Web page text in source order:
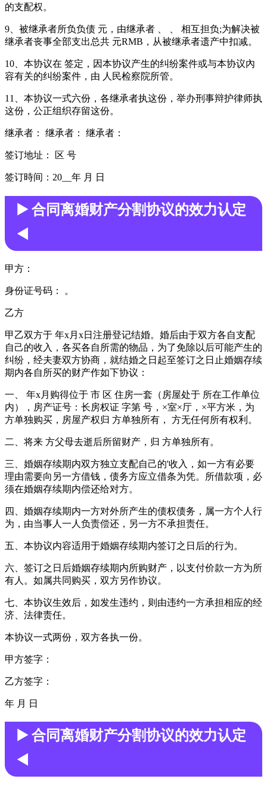
的支配权。
9、被继承者所负负债 元，由继承者 、 、 相互担负;为解决被
继承者丧事全部支出总共 元RMB，从被继承者遗产中扣减。
10、本协议在 签定，因本协议产生的纠纷案件或与本协议內
容有关的纠纷案件，由 人民检察院所管。
11、本协议一式六份，各继承者执这份，举办刑事辩护律师执
这份，公正组织存留这份。
继承者： 继承者： 继承者：
签订地址： 区 号
签订時间：20__年 月 日
▶️ 合同离婚财产分割协议的效力认定
◀️
甲方：
身份证号码： 。
乙方
甲乙双方于 年x月x日注册登记结婚。婚后由于双方各自支配
自己的收入，各买各自所需的物品，为了免除以后可能产生的
纠纷，经夫妻双方协商，就结婚之日起至签订之日止婚姻存续
期内各自所买的财产作如下协议：
一、 年x月购得位于 市 区 住房一套（房屋处于 所在工作单位
内），房产证号：长房权证 字第 号，×室×厅，×平方米，为
方单独购买，房屋产权归 方单独所有， 方无任何所有权利。
二、将来 方父母去逝后所留财产，归 方单独所有。
三、婚姻存续期内双方独立支配自己的'收入，如一方有必要
理由需要向另一方借钱，债务方应立借条为凭。所借款项，必
须在婚姻存续期内偿还给对方。
四、婚姻存续期内一方对外所产生的债权债务，属一方个人行
为，由当事人一人负责偿还，另一方不承担责任。
五、本协议内容适用于婚姻存续期内签订之日后的行为。
六、签订之日后婚姻存续期内所购财产，以支付价款一方为所
有人。如属共同购买，双方另作协议。
七、本协议生效后，如发生违约，则由违约一方承担相应的经
济、法律责任。
本协议一式两份，双方各执一份。
甲方签字：
乙方签字：
年 月 日
▶️ 合同离婚财产分割协议的效力认定
◀️